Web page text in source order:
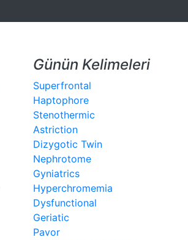
Günün Kelimeleri
Superfrontal
Haptophore
Stenothermic
Astriction
Dizygotic Twin
Nephrotome
Gyniatrics
Hyperchromemia
Dysfunctional
Geriatic
Pavor